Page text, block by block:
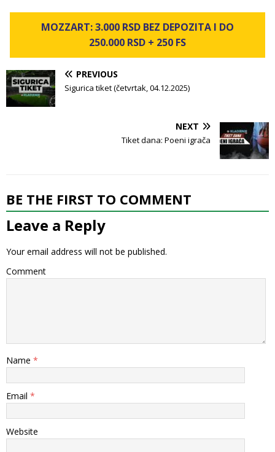
MOZZART: 3.000 RSD BEZ DEPOZITA I DO
250.000 RSD + 250 FS
PREVIOUS
Sigurica tiket (četvrtak, 04.12.2025)
NEXT
Tiket dana: Poeni igrača
BE THE FIRST TO COMMENT
Leave a Reply
Your email address will not be published.
Comment
Name *
Email *
Website